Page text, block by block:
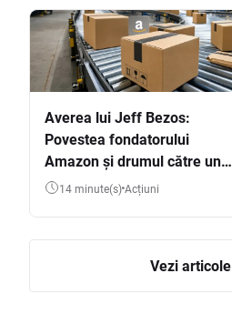
Averea lui Jeff Bezos:
Povestea fondatorului
Amazon și drumul către una
dintre cele mai mari averi
14 minute(s) Acțiuni
Vezi articole